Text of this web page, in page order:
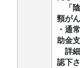
「
頸が
・通
助金
詳
認下さ